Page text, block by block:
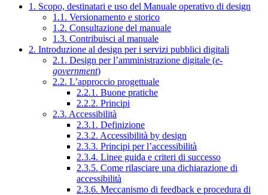
1. Scopo, destinatari e uso del Manuale operativo di design
1.1. Versionamento e storico
1.2. Consultazione del manuale
1.3. Contribuisci al manuale
2. Introduzione al design per i servizi pubblici digitali
2.1. Design per l’amministrazione digitale (e-
government)
2.2. L’approccio progettuale
2.2.1. Buone pratiche
2.2.2. Principi
2.3. Accessibilità
2.3.1. Definizione
2.3.2. Accessibilità by design
2.3.3. Principi per l’accessibilità
2.3.4. Linee guida e criteri di successo
2.3.5. Come rilasciare una dichiarazione di
accessibilità
2.3.6. Meccanismo di feedback e procedura di